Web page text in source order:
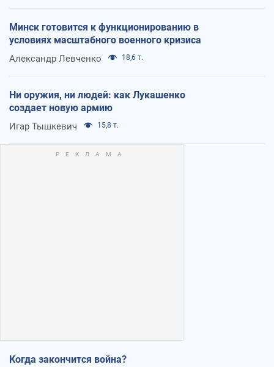
Минск готовится к функционированию в
условиях масштабного военного кризиса
Александр Левченко 18,6 т.
Ни оружия, ни людей: как Лукашенко
создает новую армию
Игар Тышкевич 15,8 т.
Когда закончится война?